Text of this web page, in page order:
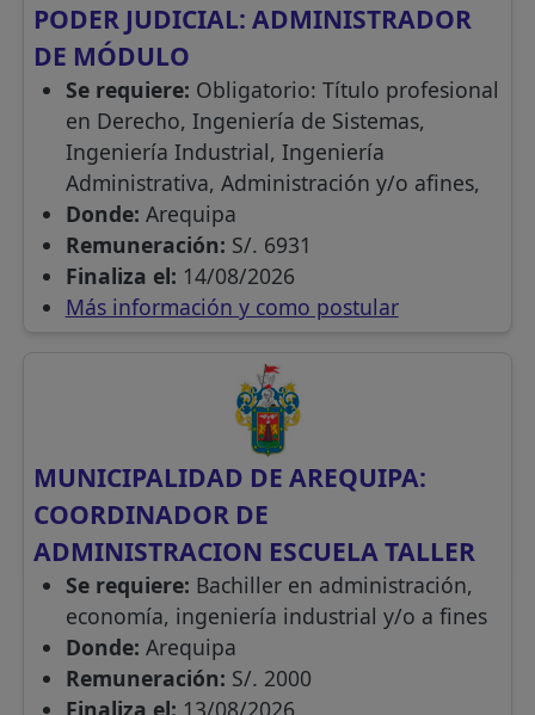
PODER JUDICIAL: ADMINISTRADOR
DE MÓDULO
Se requiere: Obligatorio: Título profesional
en Derecho, Ingeniería de Sistemas,
Ingeniería Industrial, Ingeniería
Administrativa, Administración y/o afines,
Donde: Arequipa
Remuneración: S/. 6931
Finaliza el: 14/08/2026
Más información y como postular
MUNICIPALIDAD DE AREQUIPA:
COORDINADOR DE
ADMINISTRACION ESCUELA TALLER
Se requiere: Bachiller en administración,
economía, ingeniería industrial y/o a fines
Donde: Arequipa
Remuneración: S/. 2000